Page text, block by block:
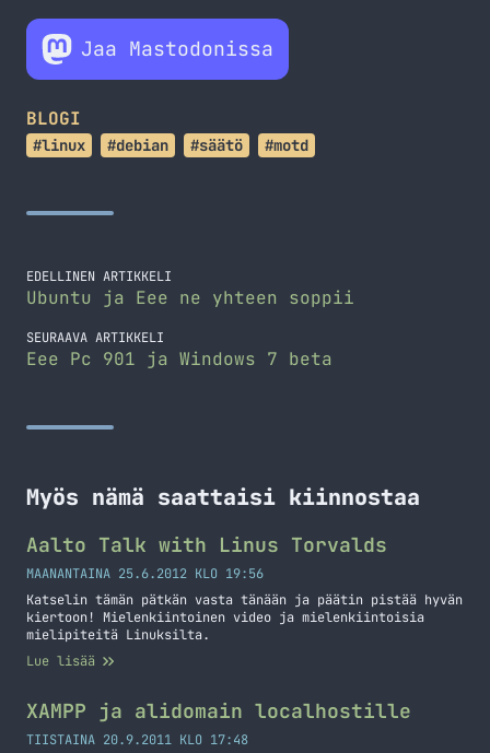
Jaa Mastodonissa
BLOGI
#linux #debian #säätö #motd
EDELLINEN ARTIKKELI
Ubuntu ja Eee ne yhteen soppii
SEURAAVA ARTIKKELI
Eee Pc 901 ja Windows 7 beta
Myös nämä saattaisi kiinnostaa
Aalto Talk with Linus Torvalds
MAANANTAINA 25.6.2012 KLO 19:56
Katselin tämän pätkän vasta tänään ja päätin pistää hyvän
kiertoon! Mielenkiintoinen video ja mielenkiintoisia
mielipiteitä Linuksilta.
Lue lisää
XAMPP ja alidomain localhostille
TIISTAINA 20.9.2011 KLO 17:48